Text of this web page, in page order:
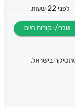
לפני 22 שעות
בישראל,